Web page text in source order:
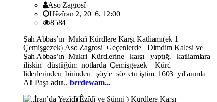
Aso Zagrosî
Hêzîran 2, 2016, 12:00
8584
Şah Abbas’ın Mukrî Kürdlere Karşı Katliamı(ek 1
Çemişgezek) Aso Zagrosi Geçenlerde Dimdim Kalesi ve
Şah Abbas’ın Mukri Kürdlerine karşı yaptığı katliamlara
ilişkin düştüğüm notlarda Çemişgezek Kürd
liderlerinden birinden şöyle söz etmiştim: 1603 yıllarında
Ali Paşa adın.. berdewam...